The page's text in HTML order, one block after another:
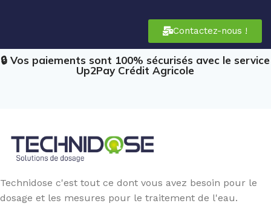
Contactez-nous !
🔒 Vos paiements sont 100% sécurisés avec le service
Up2Pay Crédit Agricole
Technidose c'est tout ce dont vous avez besoin pour le
dosage et les mesures pour le traitement de l'eau.